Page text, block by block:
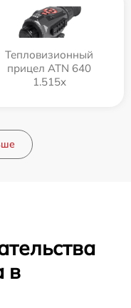
Тепловизионный
прицел ATN 640
1.515x
в